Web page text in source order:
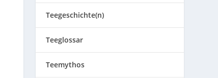
Teegeschichte(n)
Teeglossar
Teemythos